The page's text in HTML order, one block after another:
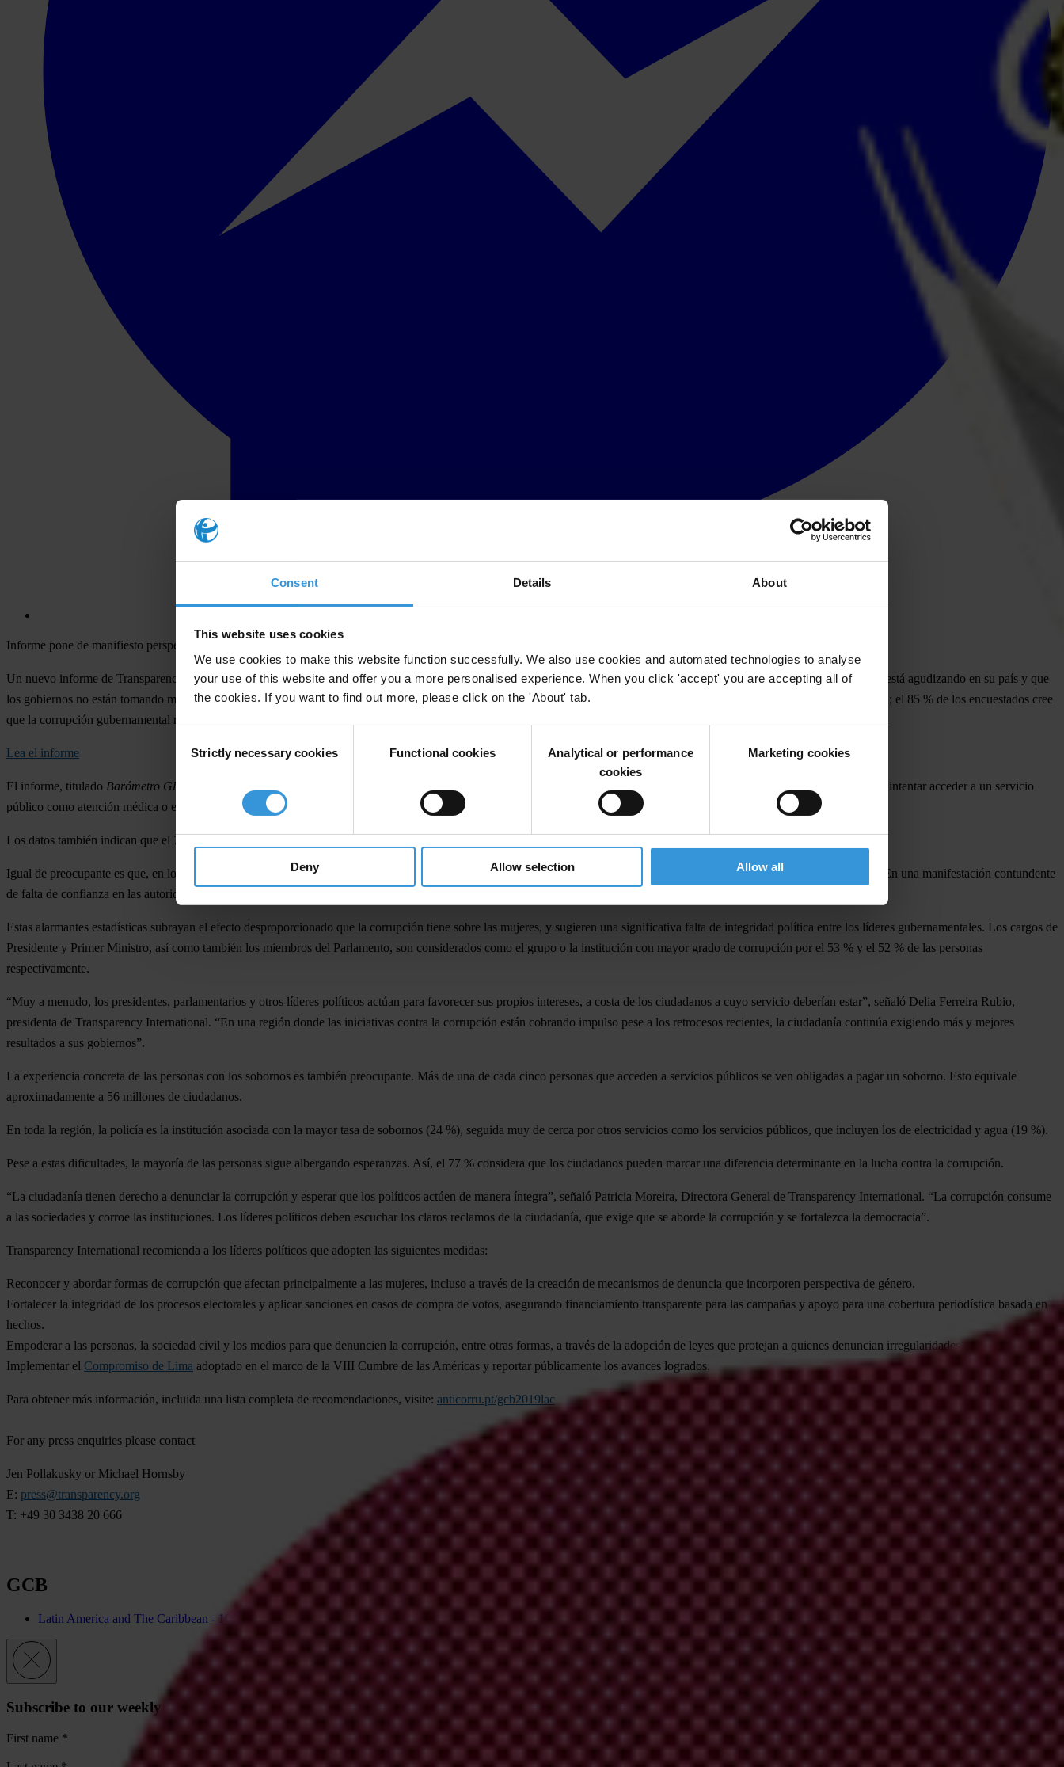
Consent Details About
This website uses cookies
We use cookies to make this website function successfully. We also use cookies and automated technologies to analyse
your use of this website and offer you a more personalised experience. When you click 'accept' you are accepting all of
the cookies. If you want to find out more, please click on the 'About' tab.
Selection
Strictly necessary cookies Functional cookies
Analytical or performance
cookies
Marketing cookies
Deny Allow selection Allow all
Informe pone de manifiesto perspectivas y experiencias ciudadanas de soborno y corrupción
Un nuevo informe de Transparency International revela que más de la mitad del total de la ciudadanía de 18 países de América Latina y el Caribe considera que la corrupción se está agudizando en su país y que
los gobiernos no están tomando medidas suficientes para enfrentar este problema. El común de las personas considera que la corrupción es una importante causa de preocupación; el 85 % de los encuestados cree
que la corrupción gubernamental representa “un gran problema”.
Lea el informe
El informe, titulado Barómetro Global de la Corrupción (BGC): América Latina y el Caribe
al intentar acceder a un servicio
público como atención médica o educación, o bien conoce a alguien que ha pasado por esta situación.
Los datos también indican que el 71 % de las personas consideran que la extorsión sexual se produce, cuanto menos, en forma ocasional.
Igual de preocupante es que, en los últimos cinco años, auna de cada cuatro personas se le ofreció un sobornoa cambio de votos en elecciones nacionales, regionales o locales. En una manifestación contundente
de falta de confianza en las autoridades, el
Estas alarmantes estadísticas subrayan el efecto desproporcionado que la corrupción tiene sobre las mujeres, y sugieren una significativa falta de integridad política entre los líderes gubernamentales. Los cargos de
Presidente y Primer Ministro, así como también los miembros del Parlamento, son considerados como el grupo o la institución con mayor grado de corrupción por el 53 % y el 52 % de las personas
respectivamente.
“Muy a menudo, los presidentes, parlamentarios y otros líderes políticos actúan para favorecer sus propios intereses, a costa de los ciudadanos a cuyo servicio deberían estar”, señaló Delia Ferreira Rubio,
presidenta de Transparency International. “En una región donde las iniciativas contra la corrupción están cobrando impulso pese a los retrocesos recientes, la ciudadanía continúa exigiendo más y mejores
resultados a sus gobiernos”.
La experiencia concreta de las personas con los sobornos es también preocupante. Más de una de cada cinco personas que acceden a servicios públicos se ven obligadas a pagar un soborno. Esto equivale
aproximadamente a 56 millones de ciudadanos.
En toda la región, la policía es la institución asociada con la mayor tasa de sobornos (24 %), seguida muy de cerca por otros servicios como los servicios públicos, que incluyen los de electricidad y agua (19 %).
Pese a estas dificultades, la mayoría de las personas sigue albergando esperanzas. Así, el 77 % considera que los ciudadanos pueden marcar una diferencia determinante en la lucha contra la corrupción.
“La ciudadanía tienen derecho a denunciar la corrupción y esperar que los políticos actúen de manera íntegra”, señaló Patricia Moreira, Directora General de Transparency International. “La corrupción consume
a las sociedades y corroe las instituciones. Los líderes políticos deben escuchar los claros reclamos de la ciudadanía, que exige que se aborde la corrupción y se fortalezca la democracia”.
Transparency International recomienda a los líderes políticos que adopten las siguientes medidas:
Reconocer y abordar formas de corrupción que afectan principalmente a las mujeres, incluso a través de la creación de mecanismos de denuncia que incorporen perspectiva de género.
Fortalecer la integridad de los procesos electorales y aplicar sanciones en casos de compra de votos, asegurando financiamiento transparente para las campañas y apoyo para una cobertura periodística basada en
hechos.
Empoderar a las personas, la sociedad civil y los medios para que denuncien la corrupción, entre otras formas, a través de la adopción de leyes que protejan a quienes denuncian irregularidades.
Implementar el Compromiso de Lima adoptado en el marco de la VIII Cumbre de las Américas y reportar públicamente los avances logrados.
Para obtener más información, incluida una lista completa de recomendaciones, visite: anticorru.pt/gcb2019lac
For any press enquiries please contact
Jen Pollakusky or Michael Hornsby
E: press@transparency.org
T: +49 30 3438 20 666
GCB
Latin America and The Caribbean - 10th Edition - 2019
Subscribe to our weekly newsletter
First name *